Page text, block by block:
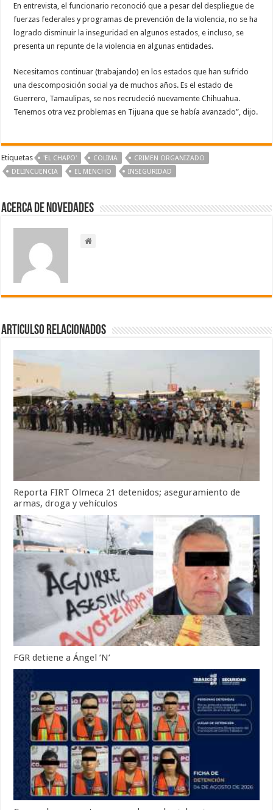
En entrevista, el funcionario reconoció que a pesar del despliegue de
fuerzas federales y programas de prevención de la violencia, no se ha
logrado disminuir la inseguridad en algunos estados, e incluso, se
presenta un repunte de la violencia en algunas entidades.
Necesitamos continuar (trabajando) en los estados que han sufrido
una descomposición social ya de muchos años. Es el estado de
Guerrero, Tamaulipas, se nos recrudeció nuevamente Chihuahua.
Tenemos otra vez problemas en Tijuana que se había avanzado”, dijo.
Etiquetas 'EL CHAPO' COLIMA
CRIMEN ORGANIZADO
DELINCUENCIA
EL MENCHO INSEGURIDAD
Acerca de NOVEDADES
Articulso Relacionados
Reporta FIRT Olmeca 21 detenidos; aseguramiento de
armas, droga y vehículos
FGR detiene a Ángel ’N’